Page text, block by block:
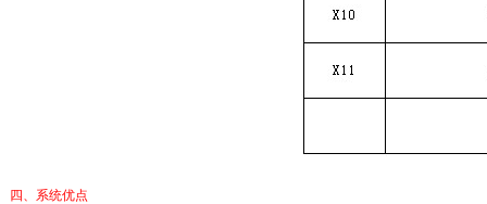
四、 系统优点